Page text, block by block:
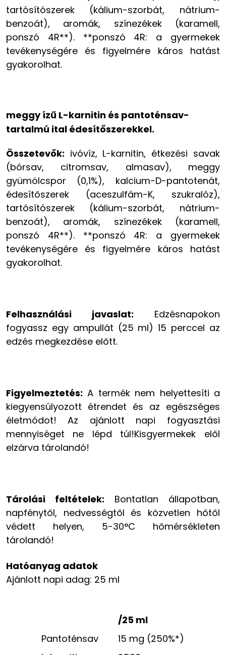
tartósítószerek (kálium-szorbát, nátrium-
benzoát), aromák, színezékek (karamell,
ponszó 4R**). **ponszó 4R: a gyermekek
tevékenységére és figyelmére káros hatást
gyakorolhat.
meggy ízű L-karnitin és pantoténsav-
tartalmú ital édesítőszerekkel.
Összetevők: ivóvíz, L-karnitin, étkezési savak
(bórsav, citromsav, almasav), meggy
gyümölcspor (0,1%), kalcium-D-pantotenát,
édesítőszerek (aceszulfám-K, szukralóz),
tartósítószerek (kálium-szorbát, nátrium-
benzoát), aromák, színezékek (karamell,
ponszó 4R**). **ponszó 4R: a gyermekek
tevékenységére és figyelmére káros hatást
gyakorolhat.
Felhasználási javaslat: Edzésnapokon
fogyassz egy ampullát (25 ml) 15 perccel az
edzés megkezdése előtt.
Figyelmeztetés: A termék nem helyettesíti a
kiegyensúlyozott étrendet és az egészséges
életmódot! Az ajánlott napi fogyasztási
mennyiséget ne lépd túl!Kisgyermekek elől
elzárva tárolandó!
Tárolási feltételek: Bontatlan állapotban,
napfénytől, nedvességtől és közvetlen hőtől
védett helyen, 5-30°C hőmérsékleten
tárolandó!
Hatóanyag adatok
Ajánlott napi adag: 25 ml
/25 ml
Pantoténsav
15 mg (250%*)